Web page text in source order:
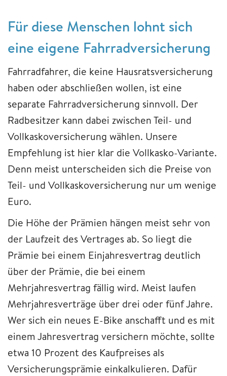
Für diese Menschen lohnt sich
eine eigene Fahrradversicherung
Fahrradfahrer, die keine Hausratsversicherung
haben oder abschließen wollen, ist eine
separate Fahrradversicherung sinnvoll. Der
Radbesitzer kann dabei zwischen Teil- und
Vollkaskoversicherung wählen. Unsere
Empfehlung ist hier klar die Vollkasko-Variante.
Denn meist unterscheiden sich die Preise von
Teil- und Vollkaskoversicherung nur um wenige
Euro.
Die Höhe der Prämien hängen meist sehr von
der Laufzeit des Vertrages ab. So liegt die
Prämie bei einem Einjahresvertrag deutlich
über der Prämie, die bei einem
Mehrjahresvertrag fällig wird. Meist laufen
Mehrjahresverträge über drei oder fünf Jahre.
Wer sich ein neues E-Bike anschafft und es mit
einem Jahresvertrag versichern möchte, sollte
etwa 10 Prozent des Kaufpreises als
Versicherungsprämie einkalkulieren. Dafür